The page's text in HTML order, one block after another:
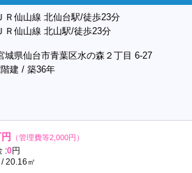
Ｒ仙山線 北仙台駅/徒歩23分
Ｒ仙山線 北山駅/徒歩23分
城県仙台市青葉区水の森２丁目 6-27
建 / 築36年
（管理費等2,000円）
:0円
20.16㎡